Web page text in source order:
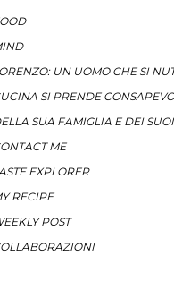
UN UOMO CHE SI
SI PRENDE
SUA FAMIGLIA E DEI
ME
EXPLORER
RECIPE
POST